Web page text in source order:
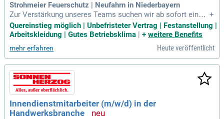
Strohmeier Feuerschutz | Neufahrn in Niederbayern
Zur Verstärkung unseres Teams suchen wir ab sofort einen
zuverlässigen und handwerklich geschickten Mitarbeiter
(m/w/d) in Vollzeit.
+
Quereinstieg möglich | Unbefristeter Vertrag | Festanstellung |
Arbeitskleidung | Gutes Betriebsklima | + weitere Benefits
mehr erfahren Heute veröffentlicht
Innendienstmitarbeiter (m/w/d) in der
Handwerksbranche